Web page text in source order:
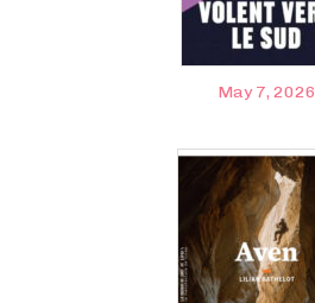
May 7, 2026